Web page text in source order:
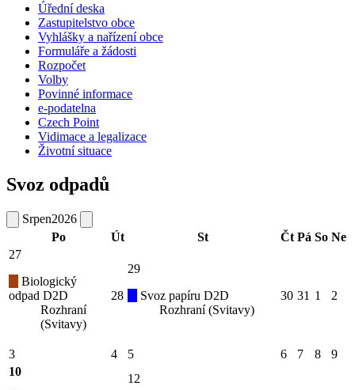
Úřední deska
Zastupitelstvo obce
Vyhlášky a nařízení obce
Formuláře a žádosti
Rozpočet
Volby
Povinné informace
e-podatelna
Czech Point
Vidimace a legalizace
Životní situace
Svoz odpadů
Srpen2026
Po
Út St Čt Pá So Ne
27
Biologický
odpad D2D
Rozhraní
(Svitavy)
28
29
Svoz papíru D2D
Rozhraní (Svitavy)
30 31 1 2
3 4 5 6 7 8
9
10
12